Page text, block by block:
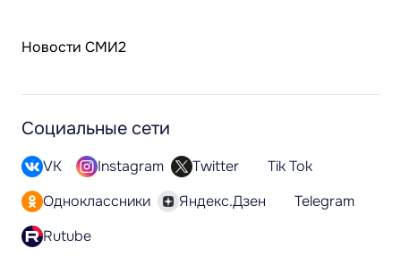
Новости СМИ2
Социальные сети
VK Instagram Twitter
Tik Tok
Одноклассники
Яндекс.Дзен
Telegram
Rutube